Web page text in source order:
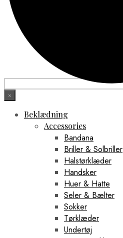
×
Beklædning
Accessories
Bandana
Briller & Solbriller
Halstørklæder
Handsker
Huer & Hatte
Seler & Bælter
Sokker
Tørklæder
Undertøj